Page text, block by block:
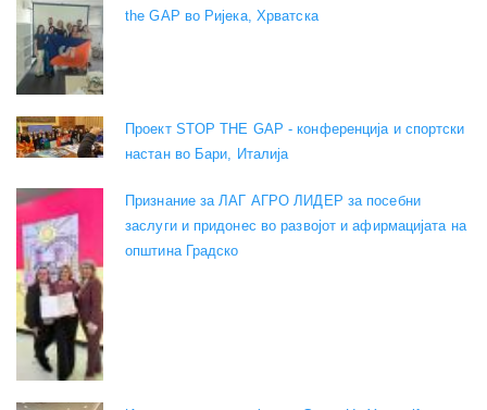
the GAP во Ријека, Хрватска
Проект STOP THE GAP - конференција и спортски
настан во Бари, Италија
Признание за ЛАГ АГРО ЛИДЕР за посебни
заслуги и придонес во развојот и афирмацијата на
општина Градско